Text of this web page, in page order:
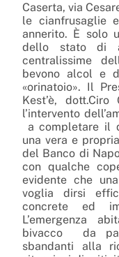
Caserta, via
le cianfrusaglie
annerito. È solo
dello stato di
centralissime
bevono alcol e
«orinatoio». Il
Kest’è,
l’intervento
a completare il
una vera e
del Banco di
con qualche
evidente che
voglia dirsi
concrete ed
L’emergenza
bivacco da
sbandanti alla